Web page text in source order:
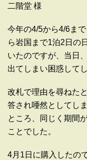
二階堂 様
今年の4/5から4/6ま
ら岩国まで1泊2日の
いたのですが、当日
出てしまい困惑して
改札で理由を尋ねた
答され唖然としてし
ところ、同じく期間
ことでした。
4月1日に購入したの